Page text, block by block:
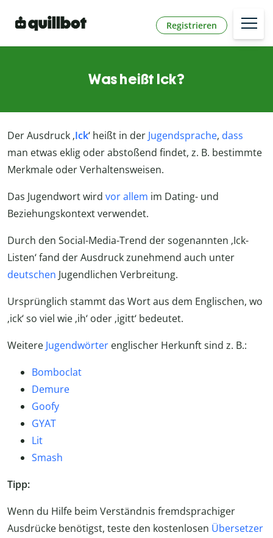
Registrieren
Was heißt Ick?
Der Ausdruck ‚Ick‘ heißt in der Jugendsprache, dass
man etwas eklig oder abstoßend findet, z. B. bestimmte
Merkmale oder Verhaltensweisen.
Das Jugendwort wird vor allem im Dating- und
Beziehungskontext verwendet.
Durch den Social-Media-Trend der sogenannten ‚Ick-
Listen‘ fand der Ausdruck zunehmend auch unter
deutschen Jugendlichen Verbreitung.
Ursprünglich stammt das Wort aus dem Englischen, wo
‚ick‘ so viel wie ‚ih‘ oder ‚igitt‘ bedeutet.
Weitere Jugendwörter englischer Herkunft sind z. B.:
Bomboclat
Demure
Goofy
GYAT
Lit
Smash
Tipp:
Wenn du Hilfe beim Verständnis fremdsprachiger
Ausdrücke benötigst, teste den kostenlosen Übersetzer